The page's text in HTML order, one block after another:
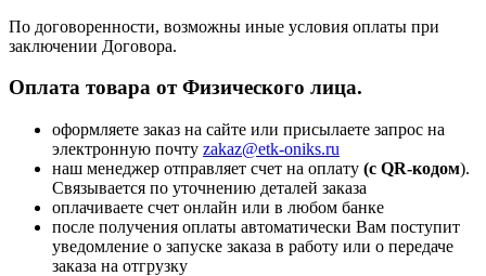
По договоренности, возможны иные условия оплаты при
заключении Договора.
Оплата товара от Физического лица.
оформляете заказ на сайте или присылаете запрос на
электронную почту zakaz@etk-oniks.ru
наш менеджер отправляет счет на оплату (с QR-кодом).
Связывается по уточнению деталей заказа
оплачиваете счет онлайн или в любом банке
после получения оплаты автоматически Вам поступит
уведомление о запуске заказа в работу или о передаче
заказа на отгрузку